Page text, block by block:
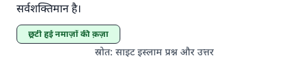
सर्वशक्तिमान है।
छूटी हुई नमाज़ों की क़ज़ा
स्रोत: साइट इस्लाम प्रश्न और उत्तर